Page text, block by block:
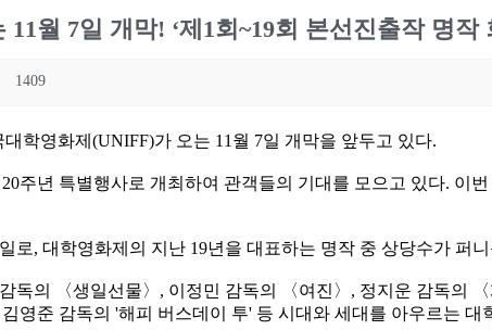
월 7일 개막! ‘제1회~19회 본선진출작 명작
1409
학영화제(UNIFF)가 오는 11월 7일 개막을 앞두고 있다.
주년 특별행사로 개최하여 관객들의 기대를 모으고 있다. 이
로, 대학영화제의 지난 19년을 대표하는 명작 중 상당수가 퍼
독의 〈생일선물〉, 이정민 감독의 〈여진〉, 정지운 감독의
영준 감독의 '해피 버스데이 투' 등 시대와 세대를 아우르는